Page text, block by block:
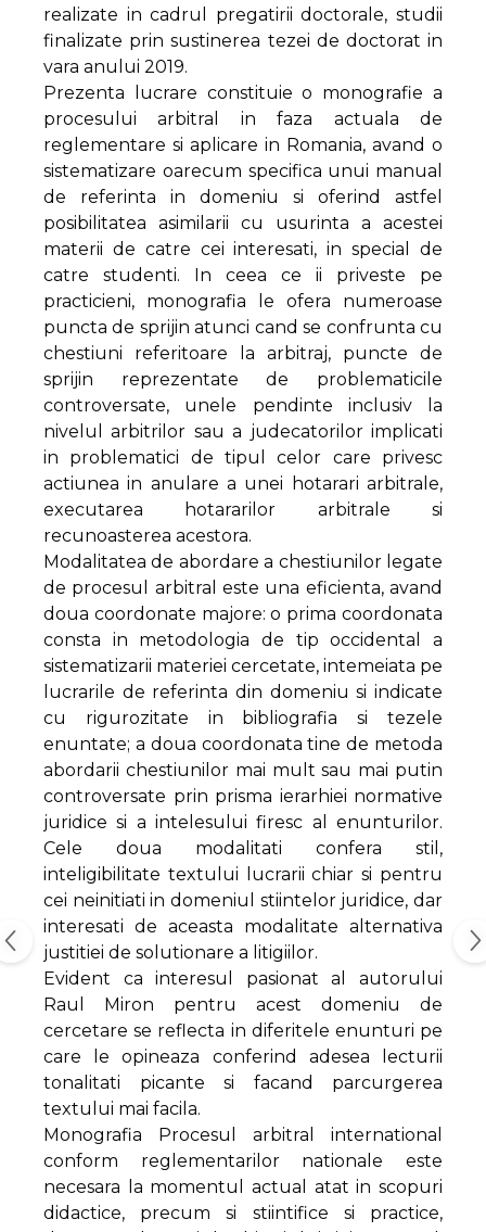
realizate in cadrul pregatirii doctorale, studii
finalizate prin sustinerea tezei de doctorat in
vara anului 2019.
Prezenta lucrare constituie o monografie a
procesului arbitral in faza actuala de
reglementare si aplicare in Romania, avand o
sistematizare oarecum specifica unui manual
de referinta in domeniu si oferind astfel
posibilitatea asimilarii cu usurinta a acestei
materii de catre cei interesati, in special de
catre studenti. In ceea ce ii priveste pe
practicieni, monografia le ofera numeroase
puncta de sprijin atunci cand se confrunta cu
chestiuni referitoare la arbitraj, puncte de
sprijin reprezentate de problematicile
controversate, unele pendinte inclusiv la
nivelul arbitrilor sau a judecatorilor implicati
in problematici de tipul celor care privesc
actiunea in anulare a unei hotarari arbitrale,
executarea hotararilor arbitrale si
recunoasterea acestora.
Modalitatea de abordare a chestiunilor legate
de procesul arbitral este una eficienta, avand
doua coordonate majore: o prima coordonata
consta in metodologia de tip occidental a
sistematizarii materiei cercetate, intemeiata pe
lucrarile de referinta din domeniu si indicate
cu rigurozitate in bibliografia si tezele
enuntate; a doua coordonata tine de metoda
abordarii chestiunilor mai mult sau mai putin
controversate prin prisma ierarhiei normative
juridice si a intelesului firesc al enunturilor.
Cele doua modalitati confera stil,
inteligibilitate textului lucrarii chiar si pentru
cei neinitiati in domeniul stiintelor juridice, dar
interesati de aceasta modalitate alternativa
justitiei de solutionare a litigiilor.
Evident ca interesul pasionat al autorului
Raul Miron pentru acest domeniu de
cercetare se reflecta in diferitele enunturi pe
care le opineaza conferind adesea lecturii
tonalitati picante si facand parcurgerea
textului mai facila.
Monografia Procesul arbitral international
conform reglementarilor nationale este
necesara la momentul actual atat in scopuri
didactice, precum si stiintifice si practice,